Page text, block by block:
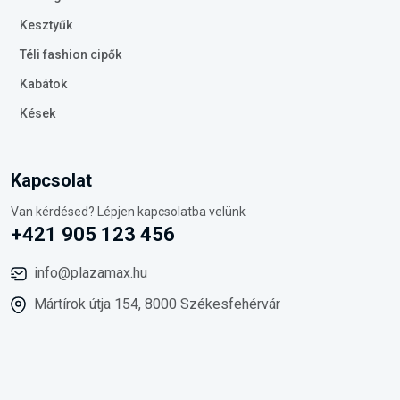
Kesztyűk
Téli fashion cipők
Kabátok
Kések
Kapcsolat
Van kérdésed? Lépjen kapcsolatba velünk
+421 905 123 456
info@plazamax.hu
Mártírok útja 154, 8000 Székesfehérvár